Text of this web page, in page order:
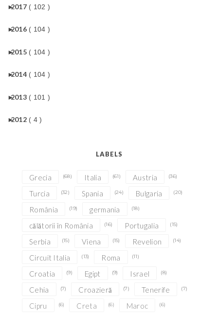
►
2017 ( 102 )
►
2016 ( 104 )
►
2015 ( 104 )
►
2014 ( 104 )
►
2013 ( 101 )
►
2012 ( 4 )
LABELS
Grecia (68) Italia (61) Austria (36)
Turcia (32) Spania (24) Bulgaria (20)
România (19) germania (18)
călătorii în România (16) Portugalia (15)
Serbia (15) Viena (15) Revelion (14)
Circuit Italia (13) Roma (11)
Croatia (9) Egipt (9) Israel (8)
Cehia (7) Croazieră (7) Tenerife (7)
Cipru (6) Creta (6) Maroc (6)